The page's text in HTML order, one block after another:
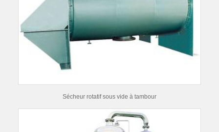
Sécheur rotatif sous vide à tambour